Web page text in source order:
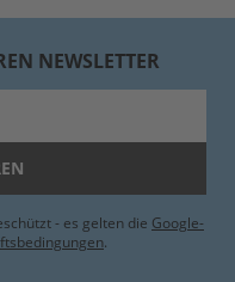
NEWSLETTER
- es gelten die Google-
.